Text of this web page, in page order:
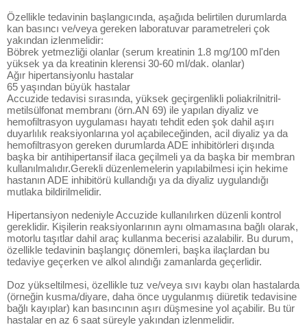
Özellikle tedavinin başlangıcında, aşağıda belirtilen durumlarda
kan basıncı ve/veya gereken laboratuvar parametreleri çok
yakından izlenmelidir:
Böbrek yetmezliği olanlar (serum kreatinin 1.8 mg/100 ml'den
yüksek ya da kreatinin klerensi 30-60 ml/dak. olanlar)
Ağır hipertansiyonlu hastalar
65 yaşından büyük hastalar
Accuzide tedavisi sırasında, yüksek geçirgenlikli poliakrilnitril-
metilsülfonat membranı (örn.AN 69) ile yapılan diyaliz ve
hemofiltrasyon uygulaması hayatı tehdit eden şok dahil aşırı
duyarlılık reaksiyonlarına yol açabileceğinden, acil diyaliz ya da
hemofiltrasyon gereken durumlarda ADE inhibitörleri dışında
başka bir antihipertansif ilaca geçilmeli ya da başka bir membran
kullanılmalıdır.Gerekli düzenlemelerin yapılabilmesi için hekime
hastanın ADE inhibitörü kullandığı ya da diyaliz uygulandığı
mutlaka bildirilmelidir.
Hipertansiyon nedeniyle Accuzide kullanılırken düzenli kontrol
gereklidir. Kişilerin reaksiyonlarının aynı olmamasına bağlı olarak,
motorlu taşıtlar dahil araç kullanma becerisi azalabilir. Bu durum,
özellikle tedavinin başlangıç dönemleri, başka ilaçlardan bu
tedaviye geçerken ve alkol alındığı zamanlarda geçerlidir.
Doz yükseltilmesi, özellikle tuz ve/veya sıvı kaybı olan hastalarda
(örneğin kusma/diyare, daha önce uygulanmış diüretik tedavisine
bağlı kayıplar) kan basıncının aşırı düşmesine yol açabilir. Bu tür
hastalar en az 6 saat süreyle yakından izlenmelidir.